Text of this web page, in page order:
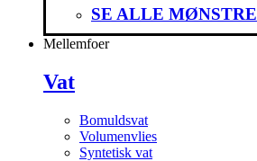
SE ALLE MØNSTRE
Mellemfoer
Vat
Bomuldsvat
Volumenvlies
Syntetisk vat